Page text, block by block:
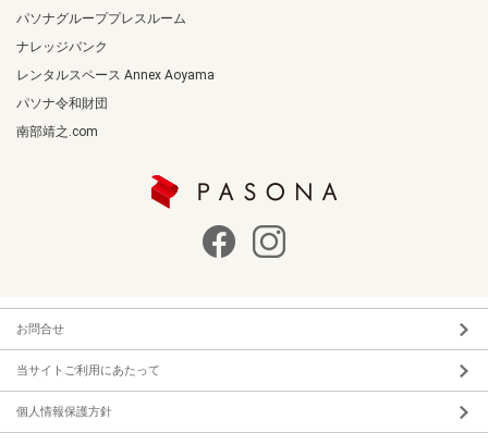
パソナグループプレスルーム
ナレッジバンク
レンタルスペース Annex Aoyama
パソナ令和財団
南部靖之.com
お問合せ
当サイトご利用にあたって
個人情報保護方針